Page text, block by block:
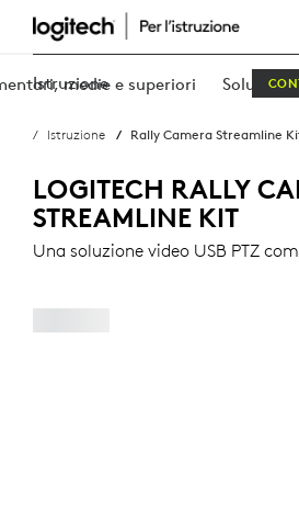
RALLY
CAMERA
KIT
Istruzione
medie e superiori Soluzioni
Istruzione Rally Camera Streamline
LOGITECH RALLY
STREAMLINE KIT
Una soluzione video USB PTZ